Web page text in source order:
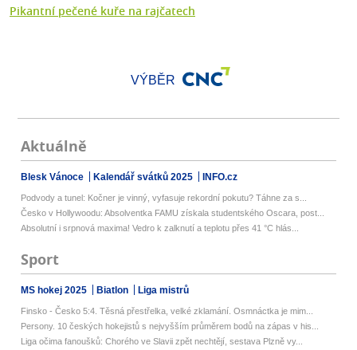
Pikantní pečené kuře na rajčatech
VÝBĚR
Aktuálně
Blesk Vánoce Kalendář svátků 2025 INFO.cz
Podvody a tunel: Kočner je vinný, vyfasuje rekordní pokutu? Táhne za s...
Česko v Hollywoodu: Absolventka FAMU získala studentského Oscara, post...
Absolutní i srpnová maxima! Vedro k zalknutí a teplotu přes 41 °C hlás...
Sport
MS hokej 2025 Biatlon Liga mistrů
Finsko - Česko 5:4. Těsná přestřelka, velké zklamání. Osmnáctka je mim...
Persony. 10 českých hokejistů s nejvyšším průměrem bodů na zápas v his...
Liga očima fanoušků: Chorého ve Slavii zpět nechtějí, sestava Plzně vy...